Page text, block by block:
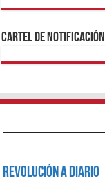
1xbetBetturkeyBetist
https://
Cartel de Notificación
Revolución a Diario